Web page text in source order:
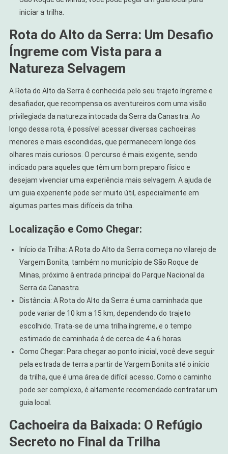
iniciar a trilha.
Rota do Alto da Serra: Um Desafio
Íngreme com Vista para a
Natureza Selvagem
A Rota do Alto da Serra é conhecida pelo seu trajeto íngreme e
desafiador, que recompensa os aventureiros com uma visão
privilegiada da natureza intocada da Serra da Canastra. Ao
longo dessa rota, é possível acessar diversas cachoeiras
menores e mais escondidas, que permanecem longe dos
olhares mais curiosos. O percurso é mais exigente, sendo
indicado para aqueles que têm um bom preparo físico e
desejam vivenciar uma experiência mais selvagem. A ajuda de
um guia experiente pode ser muito útil, especialmente em
algumas partes mais difíceis da trilha.
Localização e Como Chegar:
Início da Trilha: A Rota do Alto da Serra começa no vilarejo de
Vargem Bonita, também no município de São Roque de
Minas, próximo à entrada principal do Parque Nacional da
Serra da Canastra.
Distância: A Rota do Alto da Serra é uma caminhada que
pode variar de 10 km a 15 km, dependendo do trajeto
escolhido. Trata-se de uma trilha íngreme, e o tempo
estimado de caminhada é de cerca de 4 a 6 horas.
Como Chegar: Para chegar ao ponto inicial, você deve seguir
pela estrada de terra a partir de Vargem Bonita até o início
da trilha, que é uma área de difícil acesso. Como o caminho
pode ser complexo, é altamente recomendado contratar um
guia local.
Cachoeira da Baixada: O Refúgio
Secreto no Final da Trilha